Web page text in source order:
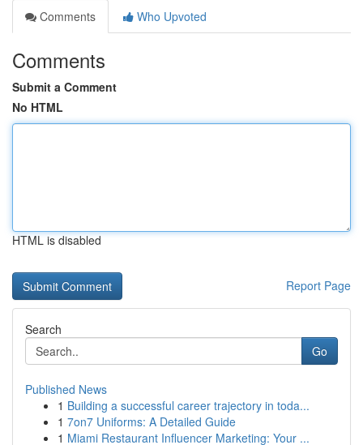
Comments
Who Upvoted
Comments
Submit a Comment
No HTML
HTML is disabled
Report Page
Search
Go
Published News
1 Building a successful career trajectory in toda...
1 7on7 Uniforms: A Detailed Guide
1 Miami Restaurant Influencer Marketing: Your ...